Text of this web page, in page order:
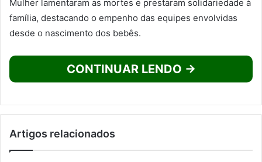
Mulher lamentaram as mortes e prestaram solidariedade à
família, destacando o empenho das equipes envolvidas
desde o nascimento dos bebês.
CONTINUAR LENDO →
Artigos relacionados